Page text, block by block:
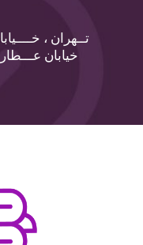
تــهران ،
خیابان